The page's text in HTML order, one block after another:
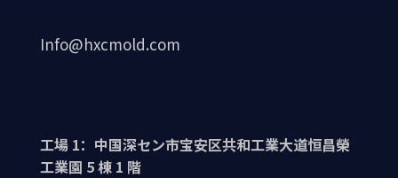
Info@hxcmold.com
工場 1：中国深セン市宝安区共和工業大道恒昌榮
工業園 5 棟 1 階